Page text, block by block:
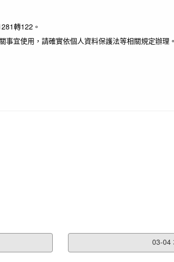
轉122。
宜使用，請確實依個人資料保護法等相關規定辦理
03-04